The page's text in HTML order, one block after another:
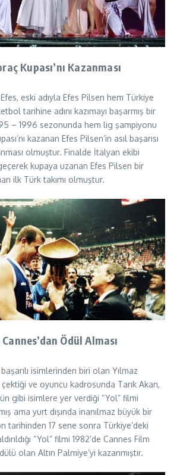
Kupası’nı Kazanması
eski adıyla Efes Pilsen hem Türkiye
tarihine adını kazımayı başarmış bir
– 1996 sezonunda hem lig şampiyonu
kazanan Efes Pilsen’in asıl başarısı
olmuştur. Finalde İtalyan ekibi
kupaya uzanan Efes Pilsen bir
ilk Türk takımı olmuştur.
Ödül Alması
isimlerinden biri olan Yılmaz
çektiği ve oyuncu kadrosunda Tarık Akan,
gibi isimlere yer verdiği “Yol” filmi
ama yurt dışında inanılmaz büyük bir
tarihinden 17 sene sonra Türkiye’deki
“Yol” filmi 1982’de Cannes Film
olan Altın Palmiye’yi kazanmıştır.